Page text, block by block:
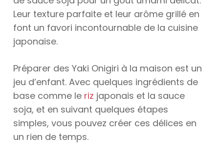
Leur texture parfaite et leur arôme grillé en
font un favori incontournable de la cuisine
japonaise.
Préparer des Yaki Onigiri à la maison est un
jeu d’enfant. Avec quelques ingrédients de
base comme le riz japonais et la sauce
soja, et en suivant quelques étapes
simples, vous pouvez créer ces délices en
un rien de temps.